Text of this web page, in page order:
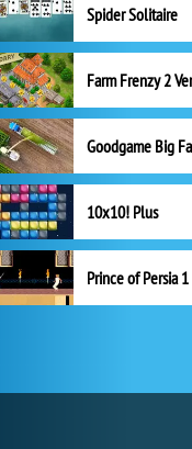
Spider Solitaire
Goodgame Big
10x10! Plus
Prince of Persia 1